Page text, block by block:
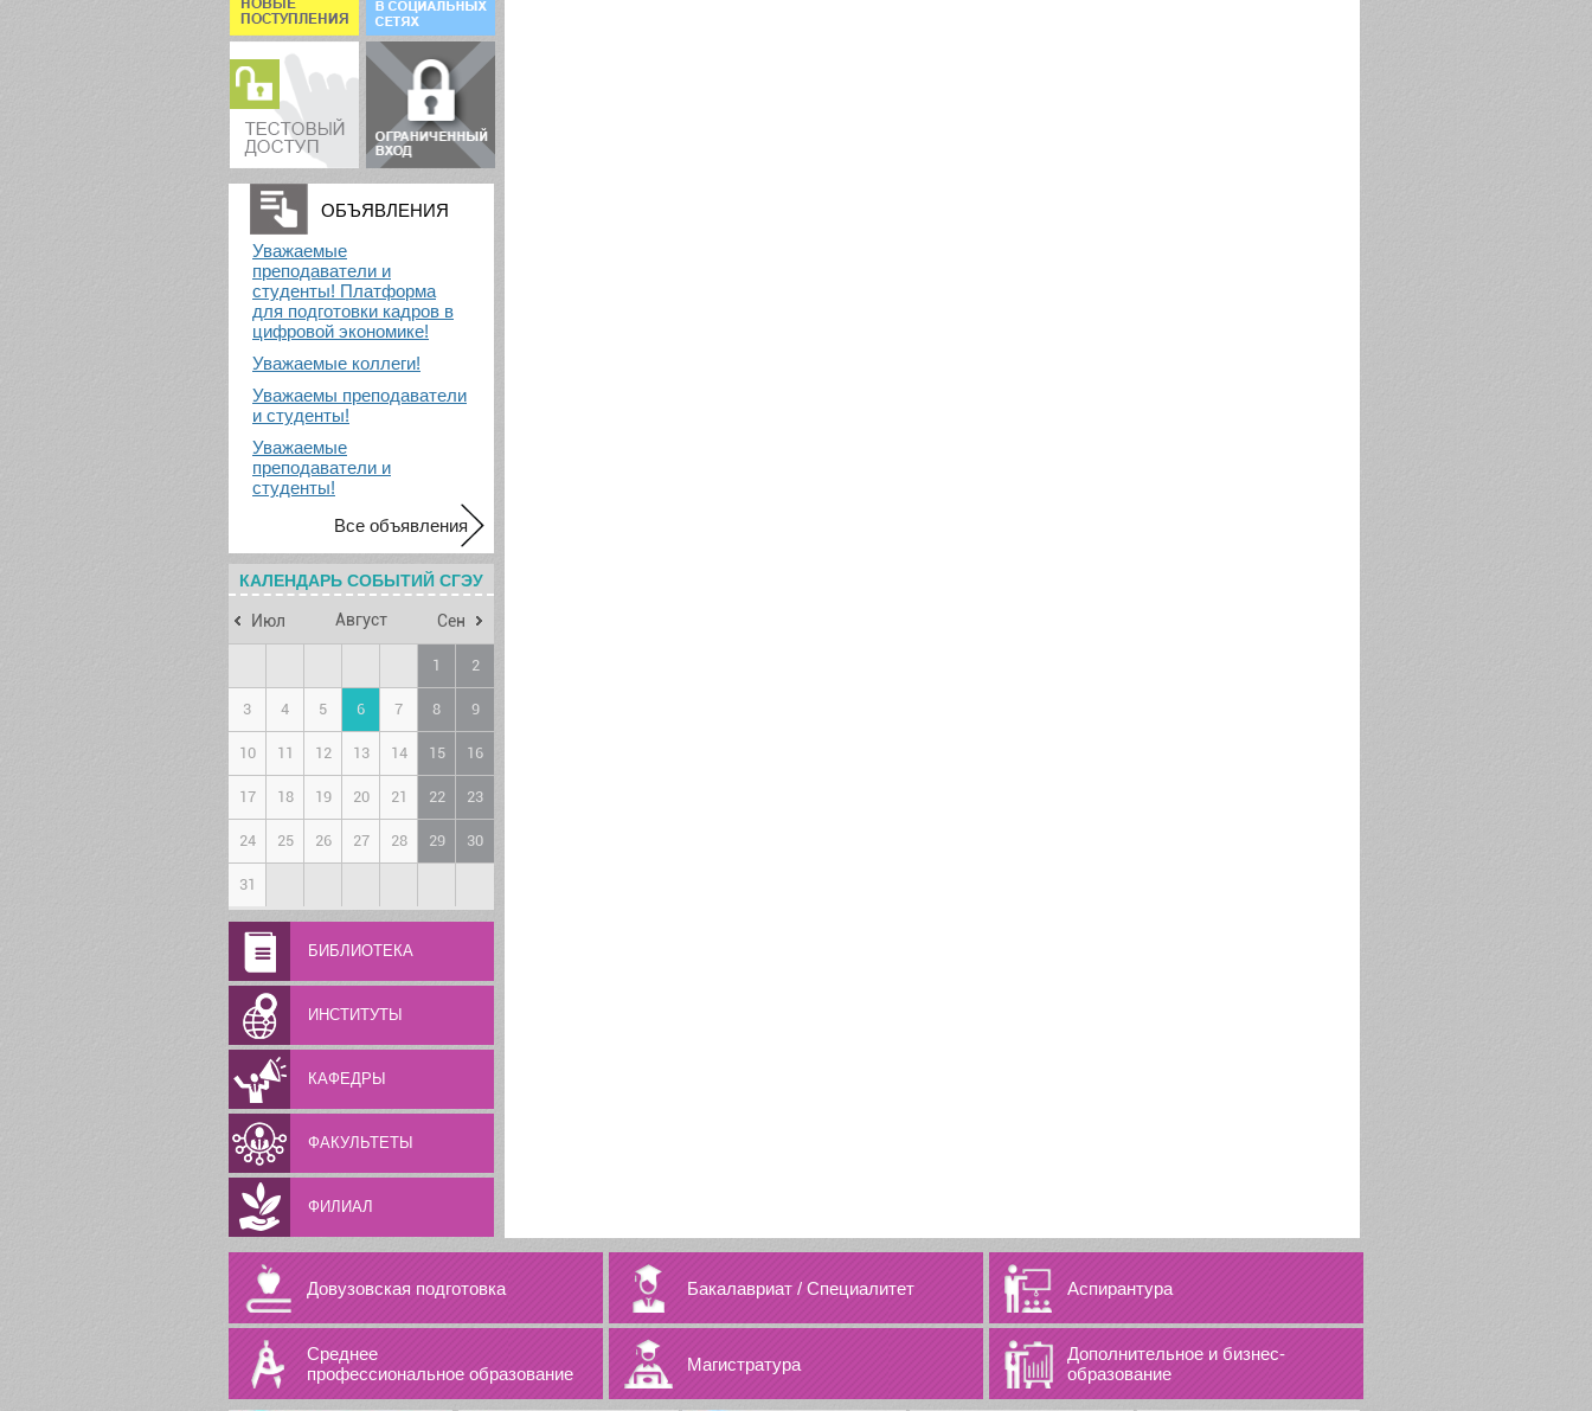
ОБЪЯВЛЕНИЯ
Уважаемые
преподаватели и
студенты! Платформа
для подготовки кадров в
цифровой экономике!
Уважаемые коллеги!
Уважаемы преподаватели
и студенты!
Уважаемые
преподаватели и
студенты!
Все объявления
КАЛЕНДАРЬ СОБЫТИЙ СГЭУ
Июл Август Сен
1 2
3 4 5 6 7 8 9
10 11 12 13 14 15 16
17 18 19 20 21 22 23
24 25 26 27 28 29 30
31
БИБЛИОТЕКА
ИНСТИТУТЫ
КАФЕДРЫ
ФАКУЛЬТЕТЫ
ФИЛИАЛ
Довузовская подготовка Бакалавриат/ Специалитет Аспирантура
Среднее
профессиональное образование
Магистратура
Дополнительное и бизнес-
образование